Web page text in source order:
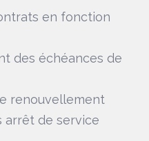
en fonction
des échéances de
renouvellement
arrêt de service